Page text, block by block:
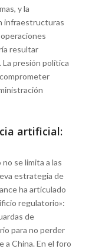
y la
infraestructuras
resultar
presión política
artificial:
se limita a las
estrategia de
ha articulado
regulatorio»:
de
para no perder
a China. En el foro